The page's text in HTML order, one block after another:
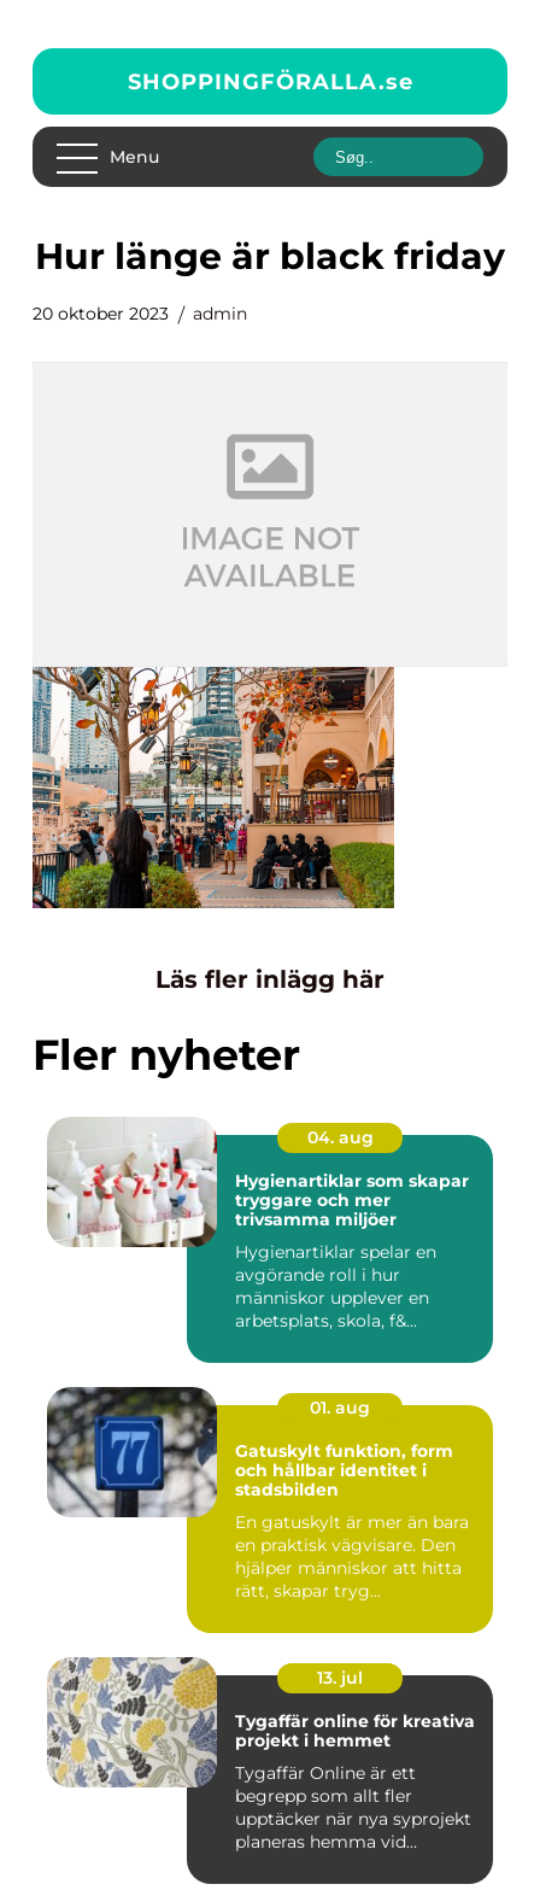
SHOPPINGFÖRALLA.se
Menu
hur länge är black friday
20 oktober 2023 admin
Läs fler inlägg här
Fler nyheter
04. aug
Hygienartiklar som skapar
tryggare och mer
trivsamma miljöer
Hygienartiklar spelar en
avgörande roll i hur
människor upplever en
arbetsplats, skola, f&...
01. aug
Gatuskylt funktion, form
och hållbar identitet i
stadsbilden
En gatuskylt är mer än bara
en praktisk vägvisare. Den
hjälper människor att hitta
rätt, skapar tryg...
13. jul
Tygaffär online för kreativa
projekt i hemmet
Tygaffär Online är ett
begrepp som allt fler
upptäcker när nya syprojekt
planeras hemma vid